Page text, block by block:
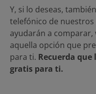
Y, si lo deseas,
telefónico de
ayudarán a
aquella opción que
para ti. Recuerda que
gratis para ti.